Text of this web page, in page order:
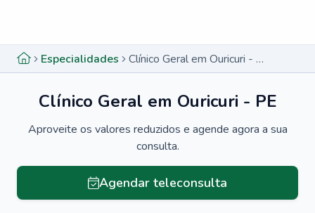
Especialidades Clínico Geral em Ouricuri - PE
Clínico Geral em Ouricuri - PE
Aproveite os valores reduzidos e agende agora a sua
consulta.
Agendar teleconsulta